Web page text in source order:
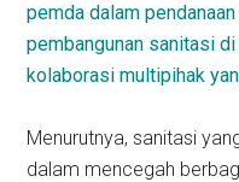
pemda dalam
pembangunan sanitasi
kolaborasi multipihak
Menurutnya, sanitasi
dalam mencegah